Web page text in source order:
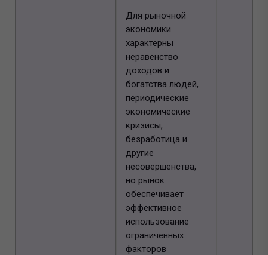
Для рыночной
экономики
характерны
неравенство
доходов и
богатства людей,
периодические
экономические
кризисы,
безработица и
другие
несовершенства,
но рынок
обеспечивает
эффективное
использование
ограниченных
факторов